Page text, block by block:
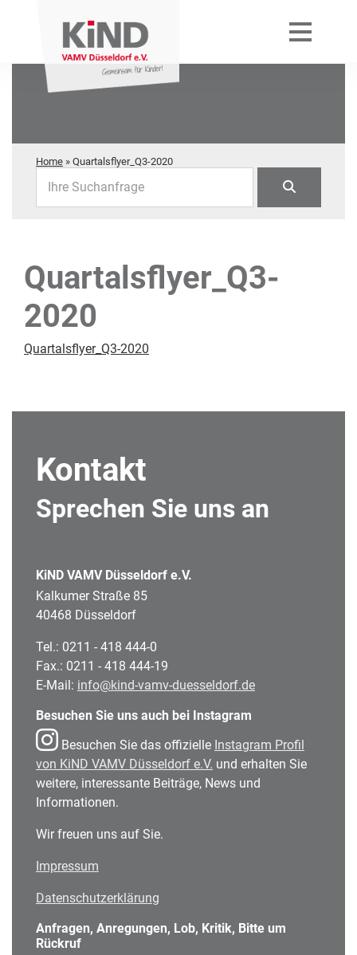
Home » Quartalsflyer_Q3-2020
Ihre Suchanfrage
Quartalsflyer_Q3-
2020
Quartalsflyer_Q3-2020
Kontakt
Sprechen Sie uns an
KiND VAMV Düsseldorf e.V.
Kalkumer Straße 85
40468 Düsseldorf
Tel.: 0211 - 418 444-0
Fax.: 0211 - 418 444-19
E-Mail: info@kind-vamv-duesseldorf.de
Besuchen Sie uns auch bei Instagram
Besuchen Sie das offizielle Instagram Profil
von KiND VAMV Düsseldorf e.V. und erhalten Sie
weitere, interessante Beiträge, News und
Informationen.
Wir freuen uns auf Sie.
Impressum
Datenschutzerklärung
Anfragen, Anregungen, Lob, Kritik, Bitte um
Rückruf